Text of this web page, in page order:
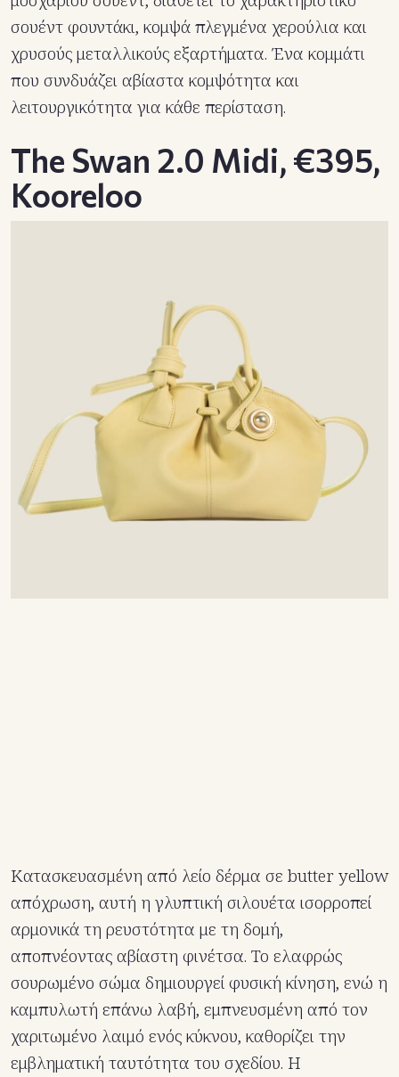
σουέντ φουντάκι, κομψά πλεγμένα χερούλια και
χρυσούς μεταλλικούς εξαρτήματα. Ένα κομμάτι
που συνδυάζει αβίαστα κομψότητα και
λειτουργικότητα για κάθε περίσταση.
The Swan 2.0 Midi, €395,
Kooreloo
Κατασκευασμένη από λείο δέρμα σε butter yellow
απόχρωση, αυτή η γλυπτική σιλουέτα ισορροπεί
αρμονικά τη ρευστότητα με τη δομή,
αποπνέοντας αβίαστη φινέτσα. Το ελαφρώς
σουρωμένο σώμα δημιουργεί φυσική κίνηση, ενώ η
καμπυλωτή επάνω λαβή, εμπνευσμένη από τον
χαριτωμένο λαιμό ενός κύκνου, καθορίζει την
εμβληματική ταυτότητα του σχεδίου. Η